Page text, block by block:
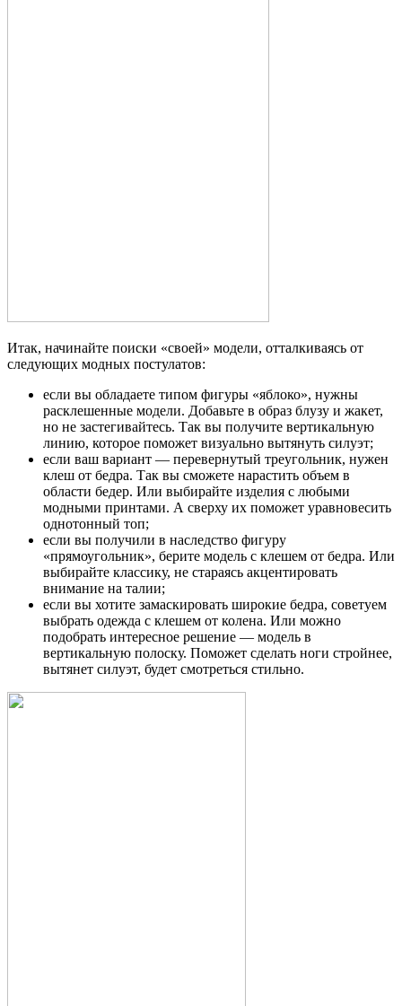
Итак, начинайте поиски «своей» модели, отталкиваясь от
следующих модных постулатов:
если вы обладаете типом фигуры «яблоко», нужны
расклешенные модели. Добавьте в образ блузу и жакет,
но не застегивайтесь. Так вы получите вертикальную
линию, которое поможет визуально вытянуть силуэт;
если ваш вариант — перевернутый треугольник, нужен
клеш от бедра. Так вы сможете нарастить объем в
области бедер. Или выбирайте изделия с любыми
модными принтами. А сверху их поможет уравновесить
однотонный топ;
если вы получили в наследство фигуру
«прямоугольник», берите модель с клешем от бедра. Или
выбирайте классику, не стараясь акцентировать
внимание на талии;
если вы хотите замаскировать широкие бедра, советуем
выбрать одежда с клешем от колена. Или можно
подобрать интересное решение — модель в
вертикальную полоску. Поможет сделать ноги стройнее,
вытянет силуэт, будет смотреться стильно.